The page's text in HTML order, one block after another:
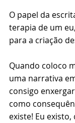
O papel da
terapia de um
para a criação
Quando coloco
uma narrativa
consigo
como
existe! Eu